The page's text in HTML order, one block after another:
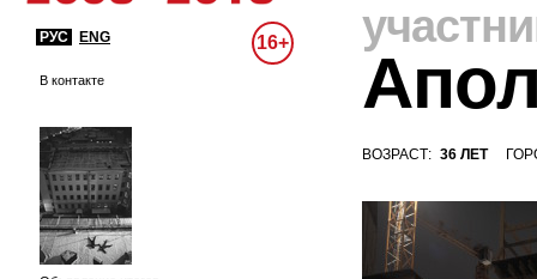
РУС ENG 16+
В контакте
ВОЗРАСТ: 36 ЛЕТ